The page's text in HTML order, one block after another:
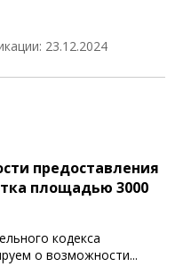
23.12.2024
предоставления
площадью 3000
кодекса
о возможности...